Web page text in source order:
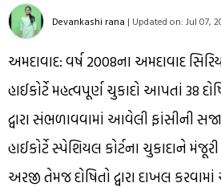
Devankashi rana | Updated on: Jul 07,
અમદાવાદ: વર્ષ 2008ના અમદાવાદ
હાઈકોર્ટે મહત્વપૂર્ણ ચુકાદો આપતાં 38
દ્વારા સંભળાવવામાં આવેલી ફાંસીની
હાઈકોર્ટે સ્પેશિયલ કોર્ટના ચુકાદાને
અરજી તેમજ દોષિતો દ્વારા દાખલ